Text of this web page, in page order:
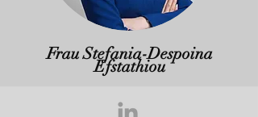
Frau Stefania-Despoina
Efstathiou